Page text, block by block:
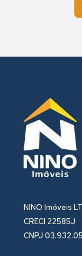
NINO Imóveis
CRECI 22585J
CNPJ